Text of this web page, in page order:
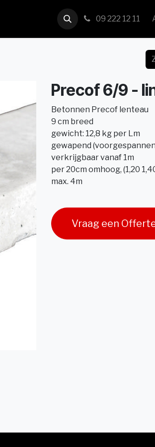
09 222 12 11
Precof 6/9 -
Betonnen Precof lenteau
9 cm breed
gewicht: 12,8 kg per Lm
gewapend
verkrijgbaar vanaf 1m
per 20cm omhoog, (1,20
max. 4m
Vraag een